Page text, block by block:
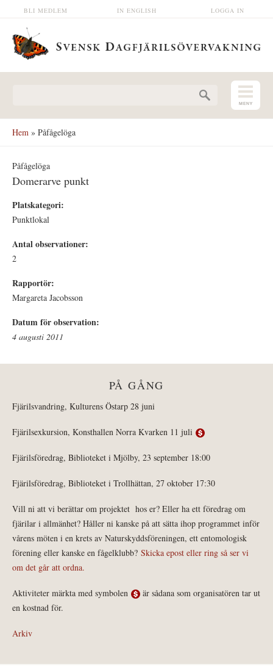
Hoppa till huvudinnehåll LOGGA IN
IN ENGLISH
BLI MEDLEM
Hem » Påfågelöga
Påfågelöga
Domerarve punkt
Platskategori:
Punktlokal
Antal observationer:
2
Rapportör:
Margareta Jacobsson
Datum för observation:
4 augusti 2011
PÅ GÅNG
Fjärilsvandring, Kulturens Östarp 28 juni
Fjärilsexkursion, Konsthallen Norra Kvarken 11 juli
Fjärilsföredrag, Biblioteket i Mjölby, 23 september 18:00
Fjärilsföredrag, Biblioteket i Trollhättan, 27 oktober 17:30
Vill ni att vi berättar om projektet hos er? Eller ha ett föredrag om
fjärilar i allmänhet? Håller ni kanske på att sätta ihop programmet inför
vårens möten i en krets av Naturskyddsföreningen, ett entomologisk
förening eller kanske en fågelklubb? Skicka epost eller ring så ser vi
om det går att ordna.
Aktiviteter märkta med symbolen
är sådana som organisatören tar ut
en kostnad för.
Arkiv